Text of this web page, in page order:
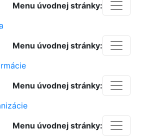
Menu úvodnej stránky:
Menu úvodnej stránky:
Menu úvodnej stránky:
Menu úvodnej stránky: